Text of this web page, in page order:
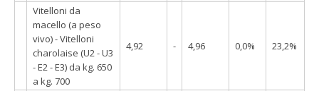
Vitelloni da
macello (a peso
vivo) - Vitelloni
charolaise (U2 - U3
- E2 - E3) da kg. 650
a kg. 700
4,92 - 4,96 0,0% 23,2%